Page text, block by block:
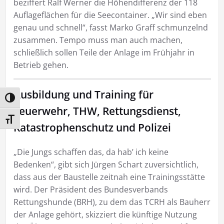
Umschalten auf hohe Kontraste
Schrift vergrößern
beziffert Ralf Werner die Höhendifferenz der 118
Auflageflächen für die Seecontainer. „Wir sind eben
genau und schnell“, fasst Marko Graff schmunzelnd
zusammen. Tempo muss man auch machen,
schließlich sollen Teile der Anlage im Frühjahr in
Betrieb gehen.
Ausbildung und Training für
Feuerwehr, THW, Rettungsdienst,
Katastrophenschutz und Polizei
„Die Jungs schaffen das, da hab’ ich keine
Bedenken“, gibt sich Jürgen Schart zuversichtlich,
dass aus der Baustelle zeitnah eine Trainingsstätte
wird. Der Präsident des Bundesverbands
Rettungshunde (BRH), zu dem das TCRH als Bauherr
der Anlage gehört, skizziert die künftige Nutzung